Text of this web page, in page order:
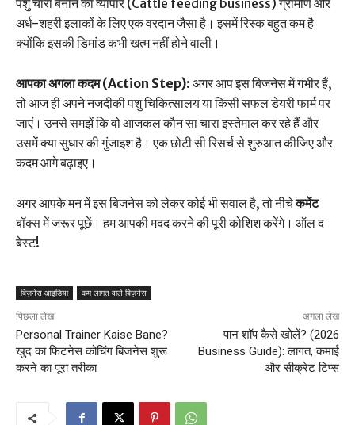
अर्ध-शहरी इलाकों के लिए एक वरदान जैसा है। इसमें रिस्क बहुत कम है
क्योंकि इसकी डिमांड कभी खत्म नहीं होने वाली।
आपका अगला कदम (Action Step): अगर आप इस बिजनेस में गंभीर हैं,
तो आज ही अपने नजदीकी पशु चिकित्सालय या किसी सफल डेयरी फार्म पर
जाएं। उनसे समझें कि वो आजकल कौन सा चारा इस्तेमाल कर रहे हैं और
उसमें क्या सुधार की गुंजाइश है। एक छोटी सी रिसर्च से शुरुआत कीजिए और
कदम आगे बढ़ाइए।
अगर आपके मन में इस बिजनेस को लेकर कोई भी सवाल है, तो नीचेकमेंट
बॉक्स में जरूर पूछें। हम आपकी मदद करने की पूरी कोशिश करेंगे। ऑल द
बेस्ट!
बिज़नेस आइडिया कम लागत वाले बिज़नेस
पिछला लेख
Personal Trainer Kaise Bane?
खुद का फिटनेस कोचिंग बिजनेस शुरू
करने का पूरा तरीका
अगला लेख
पान शॉप कैसे खोलें? (2026
Business Guide): लागत, कमाई
और सीक्रेट टिप्स